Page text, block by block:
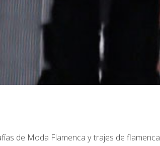
de Moda Flamenca y trajes de flamenca